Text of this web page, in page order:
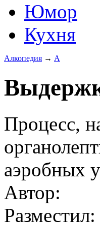
Юмор
Кухня
Алкопедия → А
Процесс,
аэробных
Автор: